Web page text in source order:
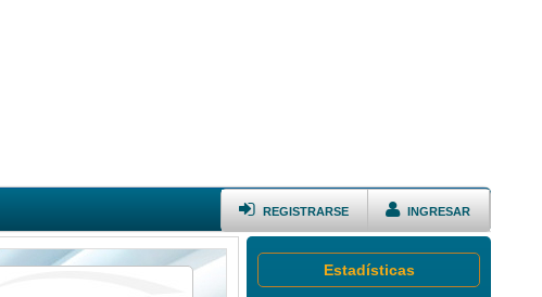
INGRESAR
REGISTRARSE
Estadísticas